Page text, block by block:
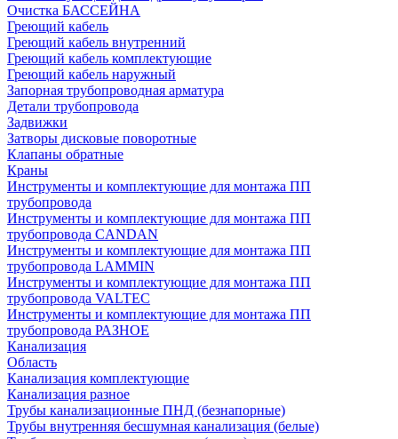
Очистка БАССЕЙНА
Греющий кабель
Греющий кабель внутренний
Греющий кабель комплектующие
Греющий кабель наружный
Запорная трубопроводная арматура
Детали трубопровода
Задвижки
Затворы дисковые поворотные
Клапаны обратные
Краны
Инструменты и комплектующие для монтажа ПП
трубопровода
Инструменты и комплектующие для монтажа ПП
трубопровода CANDAN
Инструменты и комплектующие для монтажа ПП
трубопровода LAMMIN
Инструменты и комплектующие для монтажа ПП
трубопровода VALTEC
Инструменты и комплектующие для монтажа ПП
трубопровода РАЗНОЕ
Канализация
Область
Канализация комплектующие
Канализация разное
Трубы канализационные ПНД (безнапорные)
Трубы внутренняя бесшумная канализация (белые)